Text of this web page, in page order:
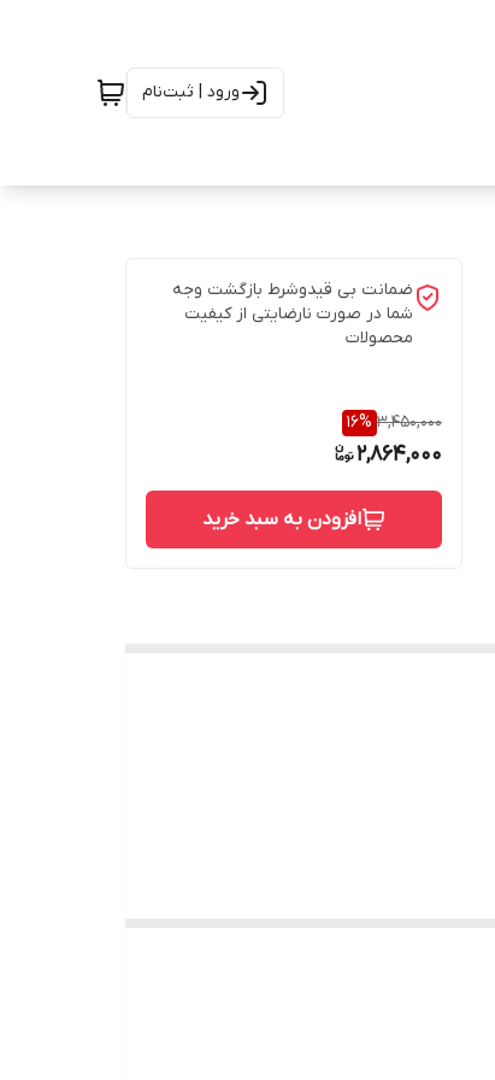
ورود | ثبت‌نام
ضمانت بی قیدوشرط بازگشت وجه
شما در صورت نارضایتی از کیفیت
محصولات
3,450,000
16%
2,864,000
افزودن به سبد خرید